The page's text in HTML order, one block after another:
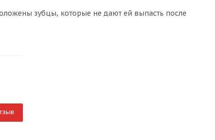
зубцы, которые не дают ей выпасть после